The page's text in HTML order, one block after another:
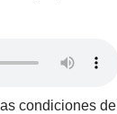
condiciones de